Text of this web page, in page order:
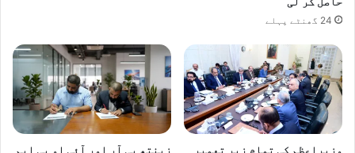
24 گھنٹے پہلے
وزیراعظم کی تمام زیرِ تعمیر
زینتھ پی آر اور آئی او بی ایم